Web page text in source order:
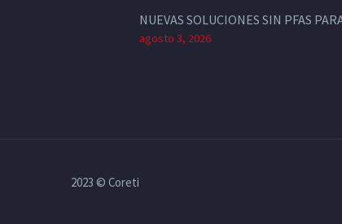
NUEVAS SOLUCIONES SIN PFAS
agosto 3, 2026
2023 © Coreti